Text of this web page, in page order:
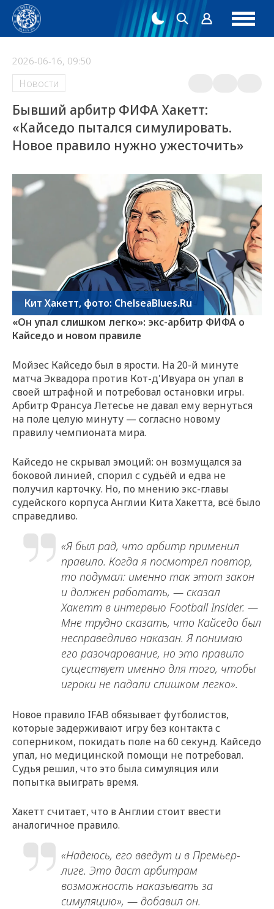
2026-06-16, 09:50
Новости
Бывший арбитр ФИФА Хакетт:
«Кайседо пытался симулировать.
Новое правило нужно ужесточить»
Кит Хакетт, фото: ChelseaBlues.Ru
«Он упал слишком легко»: экс-арбитр ФИФА о
Кайседо и новом правиле
Мойзес Кайседо был в ярости. На 20-й минуте
матча Эквадора против Кот-д'Ивуара он упал в
своей штрафной и потребовал остановки игры.
Арбитр Франсуа Летесье не давал ему вернуться
на поле целую минуту — согласно новому
правилу чемпионата мира.
Кайседо не скрывал эмоций: он возмущался за
боковой линией, спорил с судьёй и едва не
получил карточку. Но, по мнению экс-главы
судейского корпуса Англии Кита Хакетта, всё было
справедливо.
«Я был рад, что арбитр применил
правило. Когда я посмотрел повтор,
то подумал: именно так этот закон
и должен работать, — сказал
Хакетт в интервью Football Insider. —
Мне трудно сказать, что Кайседо был
несправедливо наказан. Я понимаю
его разочарование, но это правило
существует именно для того, чтобы
игроки не падали слишком легко».
Новое правило IFAB обязывает футболистов,
которые задерживают игру без контакта с
соперником, покидать поле на 60 секунд. Кайседо
упал, но медицинской помощи не потребовал.
Судья решил, что это была симуляция или
попытка выиграть время.
Хакетт считает, что в Англии стоит ввести
аналогичное правило.
«Надеюсь, его введут и в Премьер-
лиге. Это даст арбитрам
возможность наказывать за
симуляцию», — добавил он.